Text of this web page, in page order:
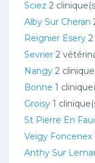
Sciez 2
Alby Sur Cheran
Reignier Esery
Sevrier 2
Nangy 2
Bonne 1
Groisy 1
St Pierre En
Veigy Foncenex
Anthy Sur